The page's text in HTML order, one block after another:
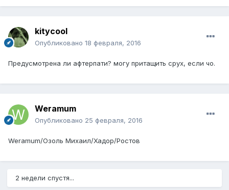
kitycool
Опубликовано 18 февраля, 2016
Предусмотрена ли афтерпати? могу притащить срух, если чо.
Weramum
Опубликовано 25 февраля, 2016
Weramum/Озоль Михаил/Хадор/Ростов
2 недели спустя...